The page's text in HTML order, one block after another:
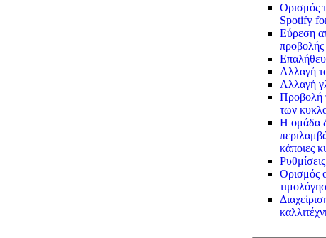
Ορισμός
Spotify
Εύρεση
προβολής
Αλλαγή
Αλλαγή
Προβολή
των
Η ομάδα
κάποιες
Ορισμός